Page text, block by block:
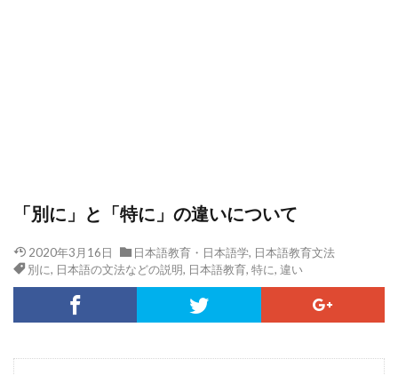
「別に」と「特に」の違いについて
2020年3月16日 日本語教育・日本語学, 日本語教育文法
別に, 日本語の文法などの説明, 日本語教育, 特に, 違い